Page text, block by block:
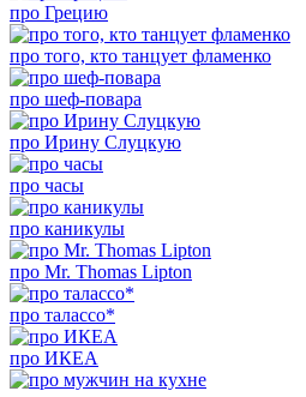
про Грецию
про того, кто танцует фламенко
про шеф-повара
про Ирину Слуцкую
про часы
про каникулы
про Mr. Thomas Lipton
про талассо*
про ИКЕА